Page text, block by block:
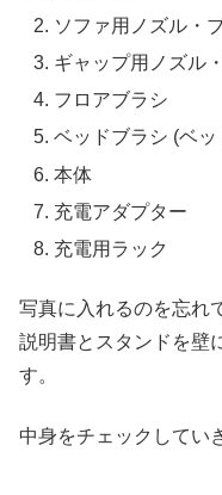
ソファ用ノズル・
ギャップ用ノズル
フロアブラシ
ベッドブラシ (ベ
本体
充電アダプター
充電用ラック
写真に入れるのを忘れ
説明書とスタンドを壁
す。
中身をチェックしてい